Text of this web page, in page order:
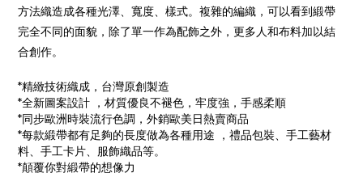
方法織造成各種光澤、寬度、樣式。複雜的編織，可以看到緞帶
完全不同的面貌，除了單一作為配飾之外，更多人和布料加以結
合創作。
*精緻技術織成，台灣原創製造
*全新圖案設計 ，材質優良不褪色，牢度強，手感柔順
*同步歐洲時裝流行色調，外銷歐美日熱賣商品
*每款緞帶都有足夠的長度做為各種用途 ，禮品包裝、手工藝材
料、手工卡片、服飾織品等。
*顛覆你對緞帶的想像力